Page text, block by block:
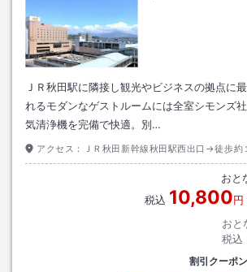
ＪＲ秋田駅に隣接し観光やビジネスの拠点に
れるモダンなゲストルームには全室シモンズ
気清浄機を完備で快適。別…
アクセス： ＪＲ秋田新幹線秋田駅西出口→徒歩約
おと
税込 10,800円
おと
税込
割引クーポ